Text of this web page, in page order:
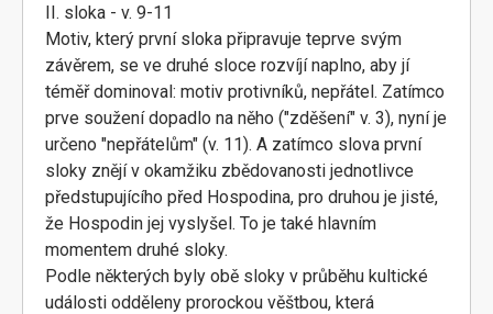
II. sloka - v. 9-11
Motiv, který první sloka připravuje teprve svým
závěrem, se ve druhé sloce rozvíjí naplno, aby jí
téměř dominoval: motiv protivníků, nepřátel. Zatímco
prve soužení dopadlo na něho ("zděšení" v. 3), nyní je
určeno "nepřátelům" (v. 11). A zatímco slova první
sloky znějí v okamžiku zbědovanosti jednotlivce
předstupujícího před Hospodina, pro druhou je jisté,
že Hospodin jej vyslyšel. To je také hlavním
momentem druhé sloky.
Podle některých byly obě sloky v průběhu kultické
události odděleny prorockou věštbou, která